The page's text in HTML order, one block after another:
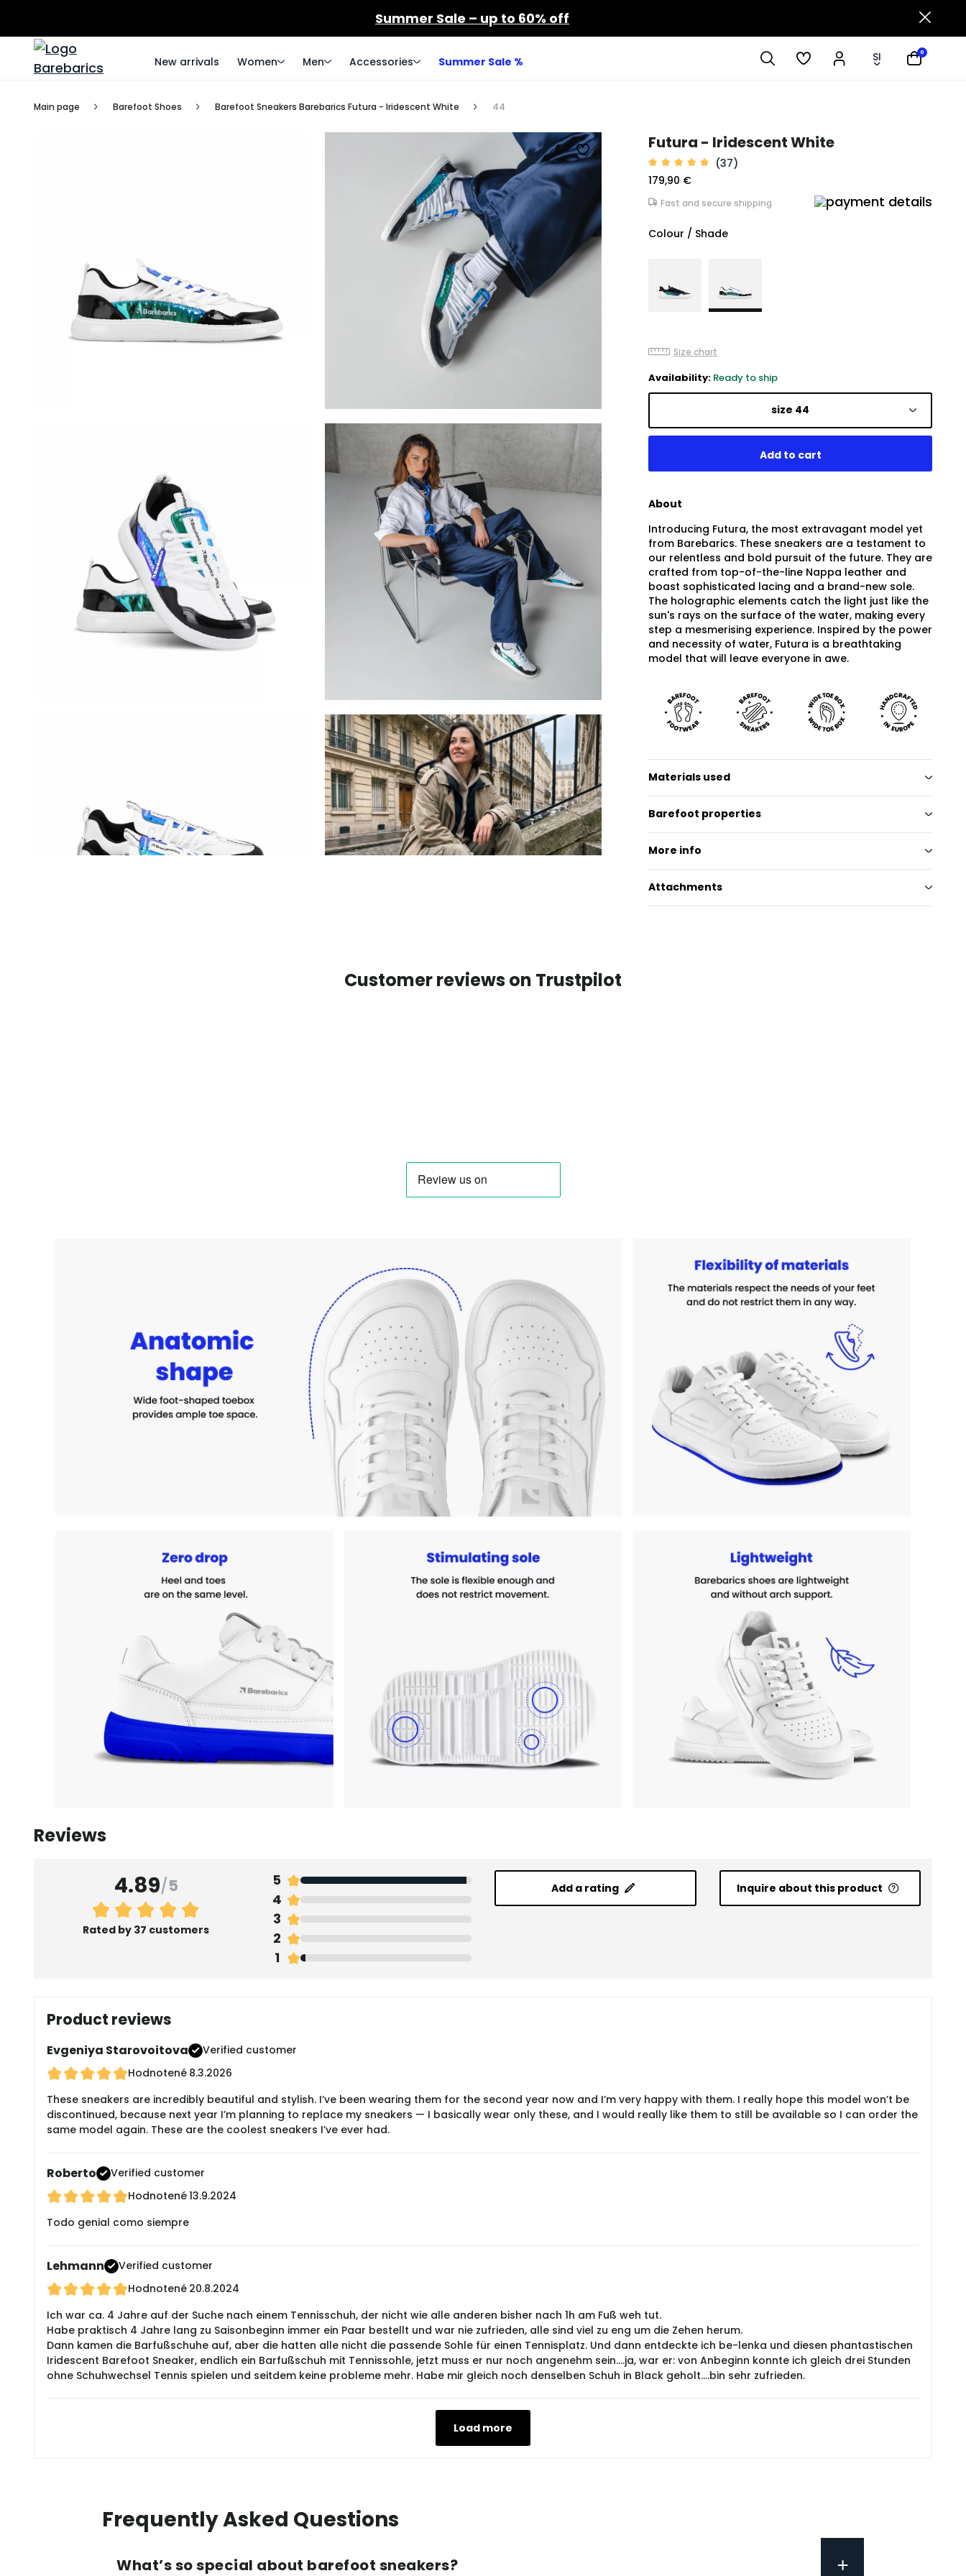
Summer Sale – up to 60% off
New arrivals Women Men Accessories Summer Sale % SI 0
Main page Barefoot Shoes Barefoot Sneakers Barebarics Futura - Iridescent White 44
Futura - Iridescent White
(37)
179,90 €
Fast and secure shipping
Colour / Shade
Size chart
Availability: Ready to ship
size 44
About
Introducing Futura, the most extravagant model yet
from Barebarics. These sneakers are a testament to
our relentless and bold pursuit of the future. They are
crafted from top-of-the-line Nappa leather and
boast sophisticated lacing and a brand-new sole.
The holographic elements catch the light just like the
sun's rays on the surface of the water, making every
step a mesmerising experience. Inspired by the power
and necessity of water, Futura is a breathtaking
model that will leave everyone in awe.
Materials used
Barefoot properties
More info
Attachments
Customer reviews on Trustpilot
Reviews
4.89/5
Rated by 37 customers
5
4
3
2
1
Add a rating Inquire about this product
Product reviews
Evgeniya Starovoitova
Verified customer
Hodnotené 8.3.2026
These sneakers are incredibly beautiful and stylish. I’ve been wearing them for the second year now and I’m very happy with them. I really hope this model won’t be
discontinued, because next year I’m planning to replace my sneakers — I basically wear only these, and I would really like them to still be available so I can order the
same model again. These are the coolest sneakers I’ve ever had.
Roberto
Verified customer
Hodnotené13.9.2024
Todo genial como siempre
Lehmann
Verified customer
Hodnotené 20.8.2024
Ich war ca. 4 Jahre auf der Suche nach einem Tennisschuh, der nicht wie alle anderen bisher nach 1h am Fuß weh tut.
Habe praktisch 4 Jahre lang zu Saisonbeginn immer ein Paar bestellt und war nie zufrieden, alle sind viel zu eng um die Zehen herum.
Dann kamen die Barfußschuhe auf, aber die hatten alle nicht die passende Sohle für einen Tennisplatz. Und dann entdeckte ich be-lenka und diesen phantastischen
Iridescent Barefoot Sneaker, endlich ein Barfußschuh mit Tennissohle, jetzt muss er nur noch angenehm sein....ja, war er: von Anbeginn konnte ich gleich drei Stunden
ohne Schuhwechsel Tennis spielen und seitdem keine probleme mehr. Habe mir gleich noch denselben Schuh in Black geholt....bin sehr zufrieden.
Load more
Frequently Asked Questions
What’s so special about barefoot sneakers? +